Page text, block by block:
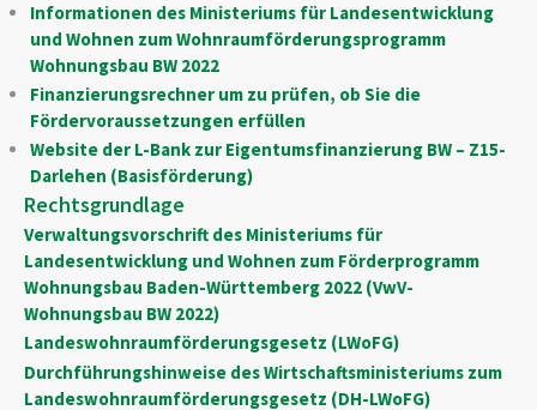
Informationen des Ministeriums für Landesentwicklung
und Wohnen zum Wohnraumförderungsprogramm
Wohnungsbau BW 2022
Finanzierungsrechner um zu prüfen, ob Sie die
Fördervoraussetzungen erfüllen
Website der L-Bank zur Eigentumsfinanzierung BW – Z15-
Darlehen (Basisförderung)
Rechtsgrundlage
Verwaltungsvorschrift des Ministeriums für
Landesentwicklung und Wohnen zum Förderprogramm
Wohnungsbau Baden-Württemberg 2022 (VwV-
Wohnungsbau BW 2022)
Landeswohnraumförderungsgesetz (LWoFG)
Durchführungshinweise des Wirtschaftsministeriums zum
Landeswohnraumförderungsgesetz (DH-LWoFG)